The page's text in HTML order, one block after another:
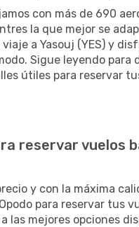
con más de 690
la que mejor se
a Yasouj (YES) y
Sigue leyendo para
útiles para reservar
reservar vuelos
y con la máxima
para reservar tus
las mejores opciones